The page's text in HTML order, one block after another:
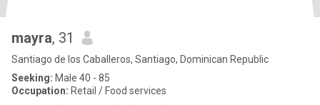
mayra, 31
Santiago de los Caballeros, Santiago, Dominican Republic
Seeking: Male 40 - 85
Occupation: Retail / Food services